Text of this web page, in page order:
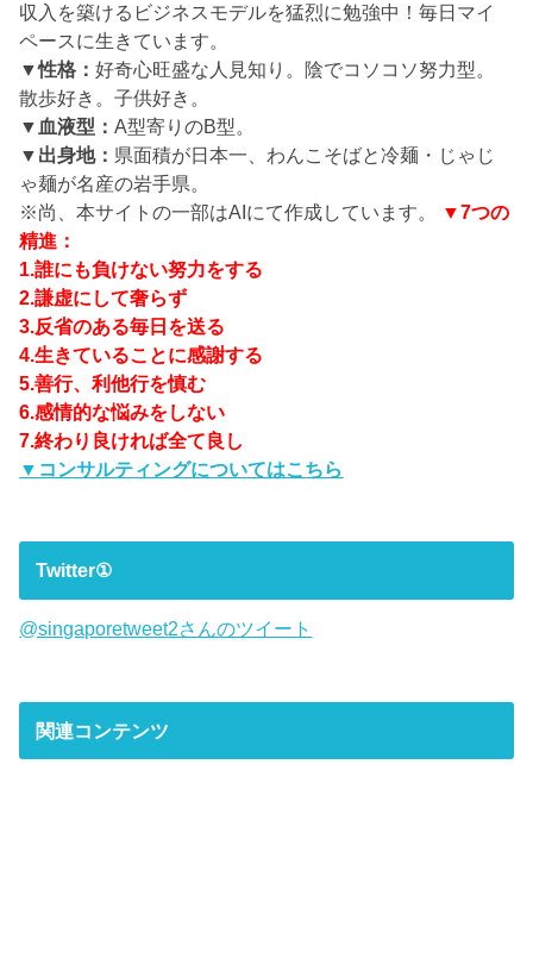
収入を築けるビジネスモデルを猛烈に勉強中！毎日マイ
ペースに生きています。
▼性格：好奇心旺盛な人見知り。陰でコソコソ努力型。
散歩好き。子供好き。
▼血液型：A型寄りのB型。
▼出身地： 県面積が日本一、わんこそばと冷麺・じゃじ
ゃ麺が名産の岩手県。
※尚、本サイトの一部はAIにて作成しています。
▼7つの
精進：
1.誰にも負けない努力をする
2.謙虚にして奢らず
3.反省のある毎日を送る
4.生きていることに感謝する
5.善行、利他行を慎む
6.感情的な悩みをしない
7.終わり良ければ全て良し
▼コンサルティングについてはこちら
Twitter①
@singaporetweet2さんのツイート
関連コンテンツ